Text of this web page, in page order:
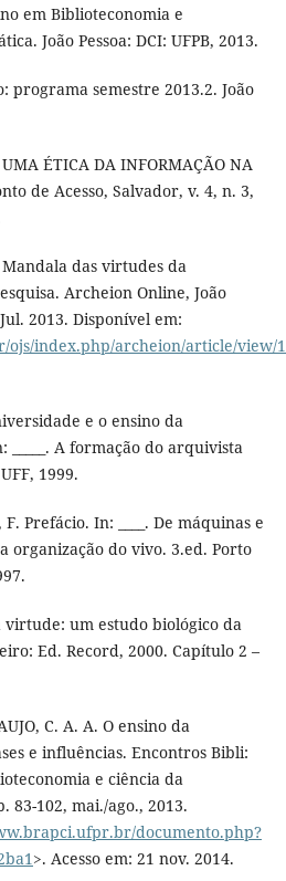
em Biblioteconomia e
João Pessoa: DCI: UFPB, 2013.
programa semestre 2013.2. João
UMA ÉTICA DA INFORMAÇÃO NA
de Acesso, Salvador, v. 4, n. 3,
Mandala das virtudes da
Archeion Online, João
2013. Disponível em:
index.php/archeion/article/view/
e o ensino da
A formação do arquivista
1999.
Prefácio. In: ____. De máquinas e
organização do vivo. 3.ed. Porto
virtude: um estudo biológico da
Ed. Record, 2000. Capítulo 2 –
C. A. A. O ensino da
e influências. Encontros Bibli:
e ciência da
83-102, mai./ago., 2013.
documento.php?
>. Acesso em: 21 nov. 2014.